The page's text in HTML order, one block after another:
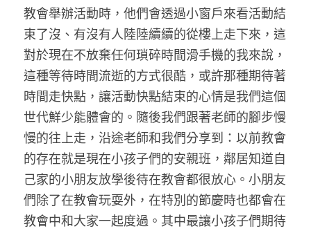
教會舉辦活動時，他們會透過小窗戶來看活動結
束了沒、有沒有人陸陸續續的從樓上走下來，這
對於現在不放棄任何瑣碎時間滑手機的我來說，
這種等待時間流逝的方式很酷，或許那種期待著
時間走快點，讓活動快點結束的心情是我們這個
世代鮮少能體會的。隨後我們跟著老師的腳步慢
慢的往上走，沿途老師和我們分享到：以前教會
的存在就是現在小孩子們的安親班，鄰居知道自
己家的小朋友放學後待在教會都很放心。小朋友
們除了在教會玩耍外，在特別的節慶時也都會在
教會中和大家一起度過。其中最讓小孩子們期待